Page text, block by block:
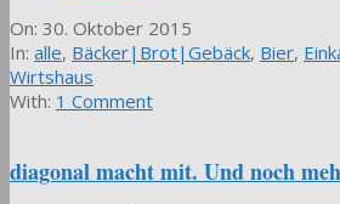
2015-
10-
30
On: 30. Oktober 2015
In: alle, Bäcker|Brot|Gebäck, Bier,
Wirtshaus
With: 1 Comment
diagonal macht mit. Und noch